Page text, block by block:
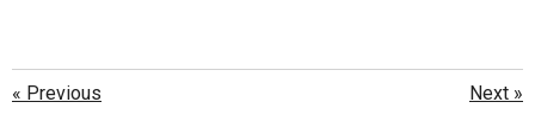
« Previous Next »